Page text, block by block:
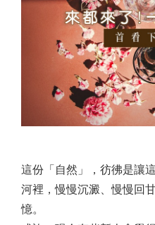
這份「自然」，彷彿是讓
河裡，慢慢沉澱、慢慢回
憶。